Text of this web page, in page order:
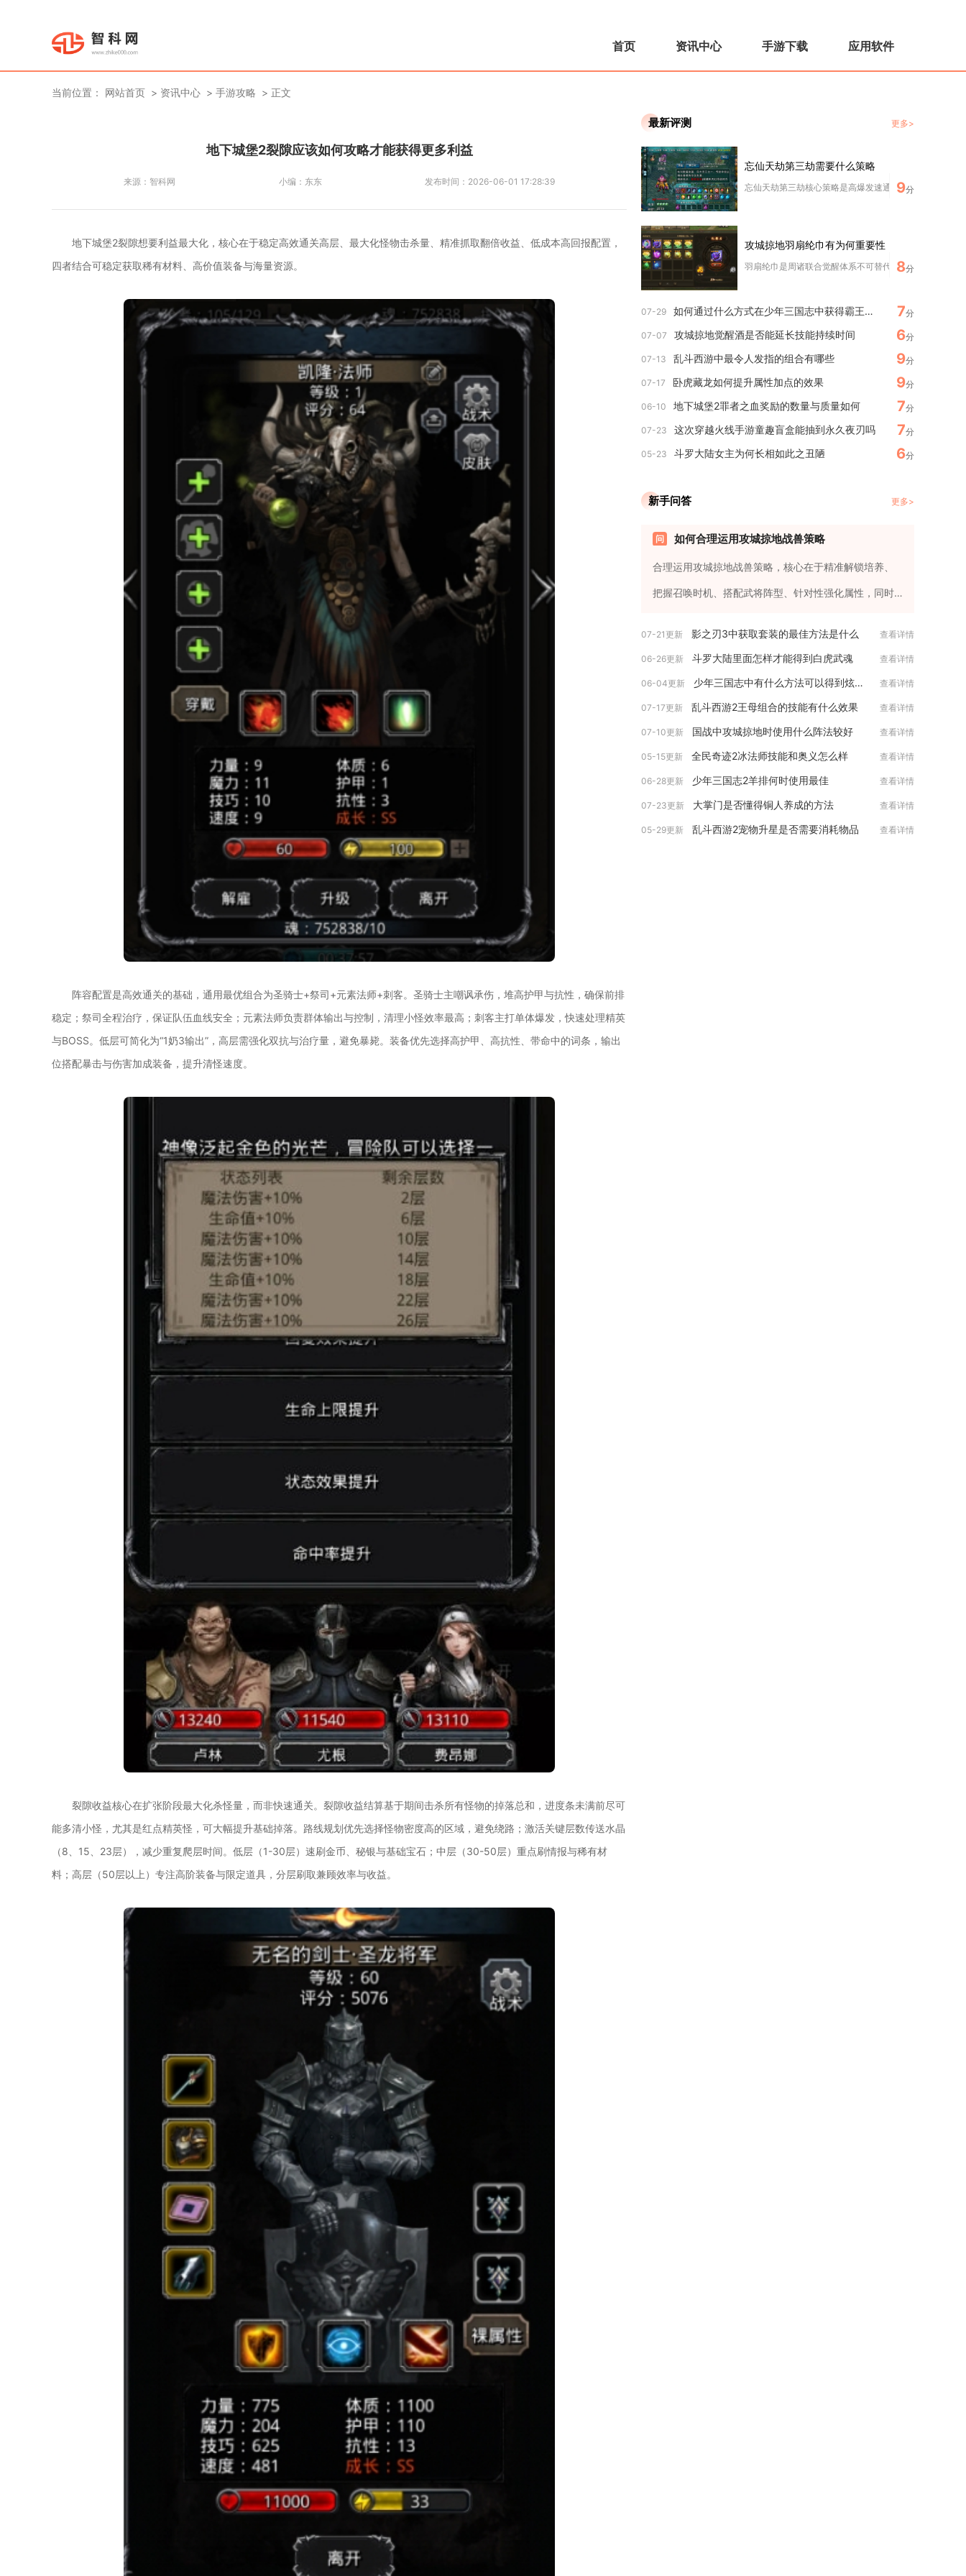
首页 资讯中心 手游下载 应用软件
当前位置： 网站首页 资讯中心 手游攻略 正文
地下城堡2裂隙应该如何攻略才能获得更多利益
来源： 智科网 小编： 东东 发布时间： 2026-06-01 17:28:39
地下城堡2裂隙想要利益最大化，核心在于稳定高效通关高层、最大化怪物击杀量、精准抓取翻倍收益、低成本高回报配置，
四者结合可稳定获取稀有材料、高价值装备与海量资源。
阵容配置是高效通关的基础，通用最优组合为圣骑士+祭司+元素法师+刺客。圣骑士主嘲讽承伤，堆高护甲与抗性，确保前排
稳定；祭司全程治疗，保证队伍血线安全；元素法师负责群体输出与控制，清理小怪效率最高；刺客主打单体爆发，快速处理精英
与BOSS。低层可简化为“1奶3输出”，高层需强化双抗与治疗量，避免暴毙。装备优先选择高护甲、高抗性、带命中的词条，输出
位搭配暴击与伤害加成装备，提升清怪速度。
裂隙收益核心在扩张阶段最大化杀怪量，而非快速通关。裂隙收益结算基于期间击杀所有怪物的掉落总和，进度条未满前尽可
能多清小怪，尤其是红点精英怪，可大幅提升基础掉落。路线规划优先选择怪物密度高的区域，避免绕路；激活关键层数传送水晶
（8、15、23层），减少重复爬层时间。低层（1-30层）速刷金币、秘银与基础宝石；中层（30-50层）重点刷情报与稀有材
料；高层（50层以上）专注高阶装备与限定道具，分层刷取兼顾效率与收益。
最新评测 更多>
忘仙天劫第三劫需要什么策略
忘仙天劫第三劫核心策略是高爆发速通、火属性克制、灵
9分
攻城掠地羽扇纶巾有为何重要性
羽扇纶巾是周诸联合觉醒体系不可替代的核心专属宝物，
8分
07-29 如何通过什么方式在少年三国志中获得霸王手戟 7分
07-07 攻城掠地觉醒酒是否能延长技能持续时间 6分
07-13 乱斗西游中最令人发指的组合有哪些 9分
07-17 卧虎藏龙如何提升属性加点的效果 9分
06-10 地下城堡2罪者之血奖励的数量与质量如何 7分
07-23 这次穿越火线手游童趣盲盒能抽到永久夜刃吗 7分
05-23 斗罗大陆女主为何长相如此之丑陋 6分
新手问答 更多>
如何合理运用攻城掠地战兽策略
合理运用攻城掠地战兽策略，核心在于精准解锁培养、
把握召唤时机、搭配武将阵型、针对性强化属性，同时
07-21更新 影之刃3中获取套装的最佳方法是什么 查看详情
06-26更新 斗罗大陆里面怎样才能得到白虎武魂 查看详情
06-04更新 少年三国志中有什么方法可以得到炫金翅膀 查看详情
07-17更新 乱斗西游2王母组合的技能有什么效果 查看详情
07-10更新 国战中攻城掠地时使用什么阵法较好 查看详情
05-15更新 全民奇迹2冰法师技能和奥义怎么样 查看详情
06-28更新 少年三国志2羊排何时使用最佳 查看详情
07-23更新 大掌门是否懂得铜人养成的方法 查看详情
05-29更新 乱斗西游2宠物升星是否需要消耗物品 查看详情